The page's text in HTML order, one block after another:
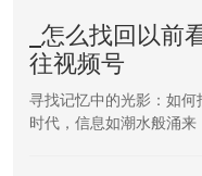
_怎么找回以前
往视频号
寻找记忆中的光影：如
时代，信息如潮水般涌